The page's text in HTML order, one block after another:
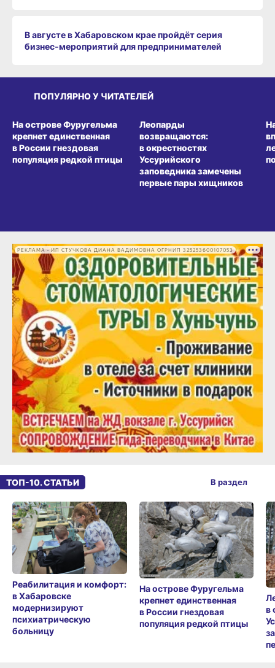
В августе в Хабаровском крае пройдёт серия
бизнес‑мероприятий для предпринимателей
ПОПУЛЯРНО У ЧИТАТЕЛЕЙ
На острове Фуругельма
крепнет единственная
в России гнездовая
популяция редкой птицы
Леопарды
возвращаются:
в окрестностях
Уссурийского
заповедника замечены
первые пары хищников
РЕКЛАМА • ИП СТУЧКОВА ДИАНА ВАДИМОВНА ОГРНИП 325253600107053
ТОП-10. СТАТЬИ
Реабилитация и комфорт:
в Хабаровске
модернизируют
психиатрическую
больницу
На острове Фуругельма
крепнет единственная
в России гнездовая
популяция редкой птицы
в
В раздел